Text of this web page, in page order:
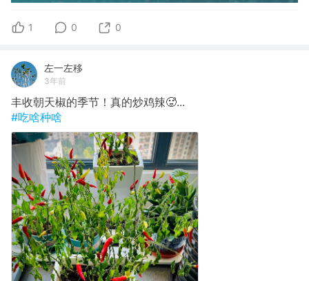
1 0 0
左一左移
3年前
丰收朝天椒的季节！真的炒鸡辣🥵...
#吃啥种啥